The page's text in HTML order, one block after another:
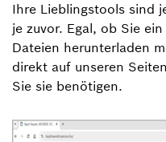
Ihre Lieblingstools sind
je zuvor. Egal, ob Sie
Dateien herunterladen
direkt auf unseren
Sie sie benötigen.